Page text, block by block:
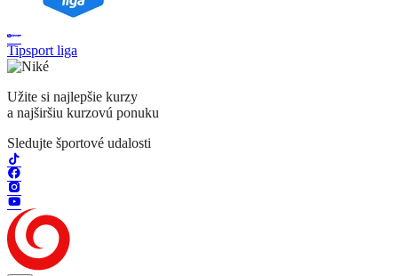
Tipsport liga
Užite si najlepšie kurzy
a najširšiu kurzovú ponuku
Sledujte športové udalosti